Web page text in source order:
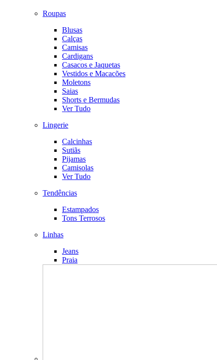
Roupas
Blusas
Calças
Camisas
Cardigans
Casacos e Jaquetas
Vestidos e Macacões
Moletons
Saias
Shorts e Bermudas
Ver Tudo
Lingerie
Calcinhas
Sutiãs
Pijamas
Camisolas
Ver Tudo
Tendências
Estampados
Tons Terrosos
Linhas
Jeans
Praia